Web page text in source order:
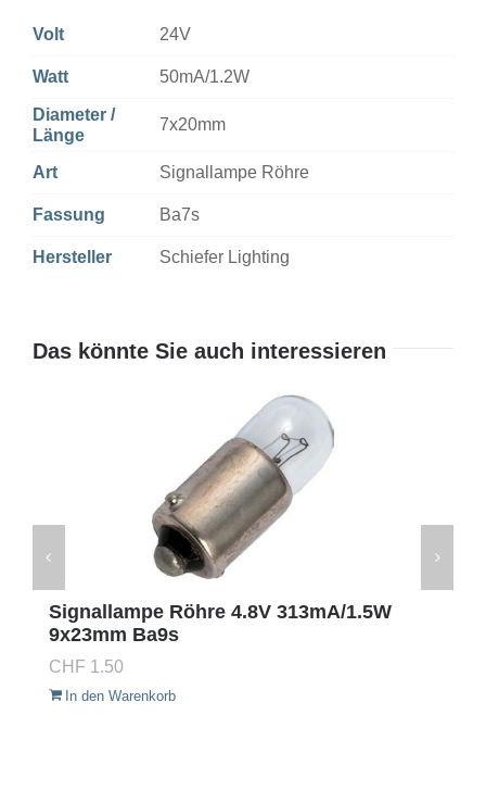
Volt 24V
Watt 50mA/1.2W
Diameter /
Länge
7x20mm
Art Signallampe Röhre
Fassung Ba7s
Hersteller Schiefer Lighting
Das könnte Sie auch interessieren
Signallampe Röhre 4.8V 313mA/1.5W
9x23mm Ba9s
CHF 1.50
In den Warenkorb